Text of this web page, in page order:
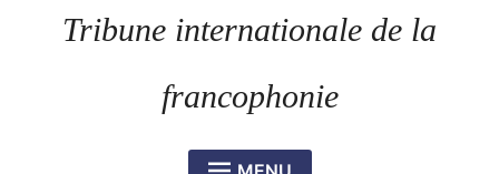
Tribune internationale de la
francophonie